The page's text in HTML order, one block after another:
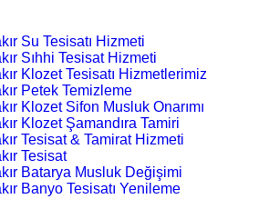
Su Tesisatı Hizmeti
Sıhhi Tesisat Hizmeti
Klozet Tesisatı Hizmetlerimiz
Petek Temizleme
Klozet Sifon Musluk Onarımı
Klozet Şamandıra Tamiri
Tesisat & Tamirat Hizmeti
Tesisat
Batarya Musluk Değişimi
Banyo Tesisatı Yenileme